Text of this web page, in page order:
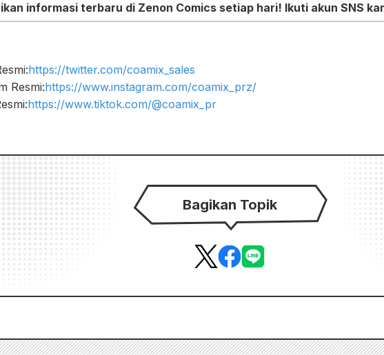
informasi terbaru di Zenon Comics setiap hari! Ikuti akun SNS
https://twitter.com/coamix_sales
Resmi:https://www.instagram.com/coamix_prz/
https://www.tiktok.com/@coamix_pr
Bagikan Topik